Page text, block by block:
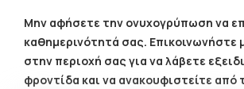
Μην αφήσετε την ονυχογρύπωση να
καθημερινότητά σας. Επικοινωνήστε
στην περιοχή σας για να λάβετε
φροντίδα και να ανακουφιστείτε από